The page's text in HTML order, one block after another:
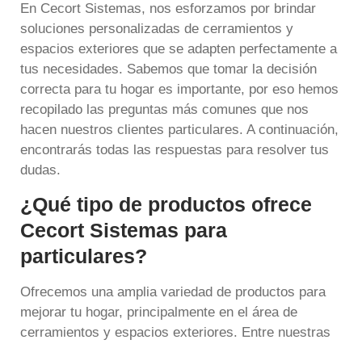
En Cecort Sistemas, nos esforzamos por brindar
soluciones personalizadas de cerramientos y
espacios exteriores que se adapten perfectamente a
tus necesidades. Sabemos que tomar la decisión
correcta para tu hogar es importante, por eso hemos
recopilado las preguntas más comunes que nos
hacen nuestros clientes particulares. A continuación,
encontrarás todas las respuestas para resolver tus
dudas.
¿Qué tipo de productos ofrece
Cecort Sistemas para
particulares?
Ofrecemos una amplia variedad de productos para
mejorar tu hogar, principalmente en el área de
cerramientos y espacios exteriores. Entre nuestras